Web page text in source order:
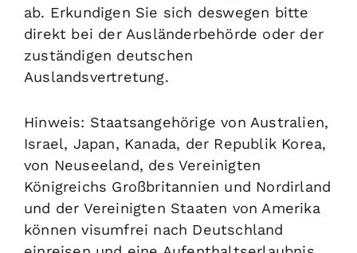
ab. Erkundigen Sie sich deswegen bitte
direkt bei der Ausländerbehörde oder der
zuständigen deutschen
Auslandsvertretung.
Hinweis: Staatsangehörige von Australien,
Israel, Japan, Kanada, der Republik Korea,
von Neuseeland, des Vereinigten
Königreichs Großbritannien und Nordirland
und der Vereinigten Staaten von Amerika
können visumfrei nach Deutschland